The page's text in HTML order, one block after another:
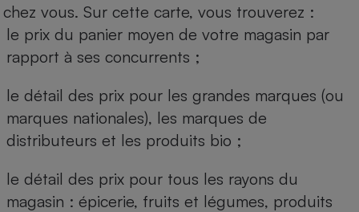
chez vous. Sur cette carte, vous trouverez :
le prix du panier moyen de votre magasin par
rapport à ses concurrents ;
le détail des prix pour les grandes marques (ou
marques nationales), les marques de
distributeurs et les produits bio ;
le détail des prix pour tous les rayons du
magasin : épicerie, fruits et légumes, produits